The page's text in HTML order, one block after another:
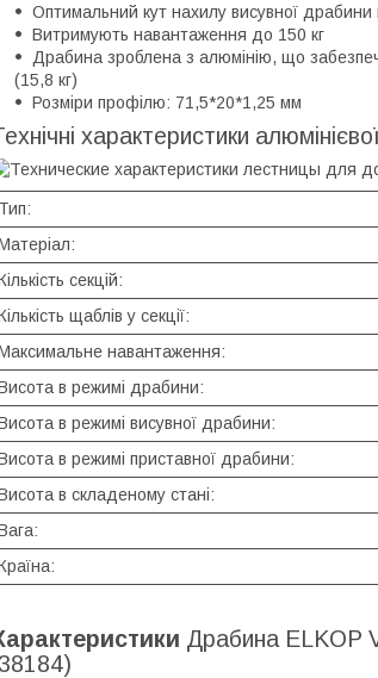
Оптимальний кут нахилу висувної
Витримують навантаження до 150 кг
Драбина зроблена з алюмінію, що
(15,8 кг)
Розміри профілю: 71,5*20*1,25 мм
характеристики
секцій:
щаблів у секції:
навантаження:
в режимі драбини:
в режимі висувної драбини:
в режимі приставної драбини:
в складеному стані:
Драбина ELKOP